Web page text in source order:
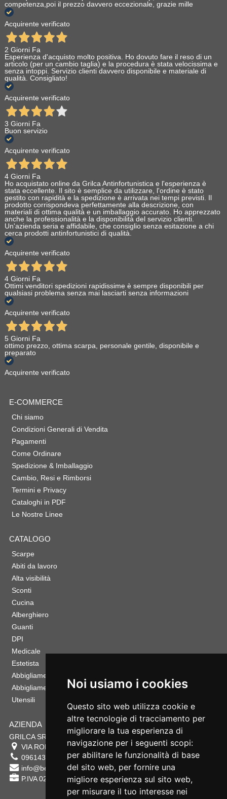
Noi usiamo i cookies
Questo sito web utilizza cookie e
altre tecnologie di tracciamento per
migliorare la tua esperienza di
navigazione per i seguenti scopi:
per abilitare le funzionalità di base
del sito web, per fornire una
migliore esperienza sul sito web,
per misurare il tuo interesse nei
competenza,poi il prezzo davvero eccezionale, grazie mille
Acquirente verificato
2 Giorni Fa
Esperienza d'acquisto molto positiva. Ho dovuto fare il reso di un
articolo (per un cambio taglia) e la procedura è stata velocissima e
senza intoppi. Servizio clienti davvero disponibile e materiale di
qualità. Consigliato!
Acquirente verificato
3 Giorni Fa
Buon servizio
Acquirente verificato
4 Giorni Fa
Ho acquistato online da Grilca Antinfortunistica e l'esperienza è
stata eccellente. Il sito è semplice da utilizzare, l'ordine è stato
gestito con rapidità e la spedizione è arrivata nei tempi previsti. Il
prodotto corrispondeva perfettamente alla descrizione, con
materiali di ottima qualità e un imballaggio accurato. Ho apprezzato
anche la professionalità e la disponibilità del servizio clienti.
Un'azienda seria e affidabile, che consiglio senza esitazione a chi
cerca prodotti antinfortunistici di qualità.
Acquirente verificato
4 Giorni Fa
Ottimi venditori spedizioni rapidissime è sempre disponibili per
qualsiasi problema senza mai lasciarti senza informazioni
Acquirente verificato
5 Giorni Fa
ottimo prezzo, ottima scarpa, personale gentile, disponibile e
preparato
Acquirente verificato
E-COMMERCE
Chi siamo
Condizioni Generali di Vendita
Pagamenti
Come Ordinare
Spedizione & Imballaggio
Cambio, Resi e Rimborsi
Termini e Privacy
Cataloghi in PDF
Le Nostre Linee
CATALOGO
Scarpe
Abiti da lavoro
Alta visibilità
Sconti
Cucina
Alberghiero
Guanti
DPI
Medicale
Estetista
Abbigliamento Sportivo
Abbigliamento Bambino
Utensili
AZIENDA
GRILCA SRL
VIA ROMA 180 88054 SERSALE CZ
0961432177
info@bestsafety.it
P.IVA 02342180797